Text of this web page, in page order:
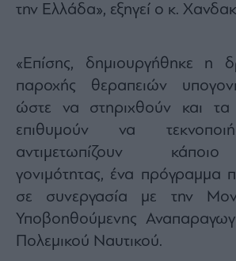
την Ελλάδα», εξηγεί ο κ.
«Επίσης, δημιουργήθηκε η
παροχής θεραπειών
ώστε να στηριχθούν και τα
επιθυμούν να
αντιμετωπίζουν
γονιμότητας, ένα πρόγραμμα
σε συνεργασία με την
Υποβοηθούμενης
Πολεμικού Ναυτικού.